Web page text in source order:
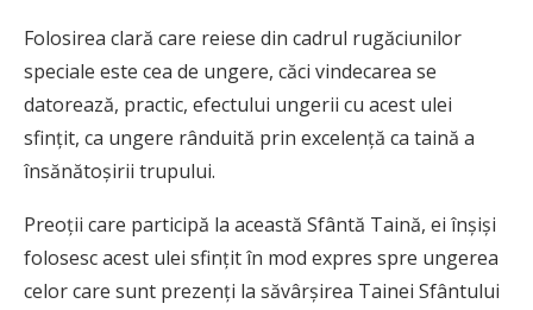
Folosirea clară care reiese din cadrul rugăciunilor
speciale este cea de ungere, căci vindecarea se
datorează, practic, efectului ungerii cu acest ulei
sfinţit, ca ungere rânduită prin excelenţă ca taină a
însănătoşirii trupului.
Preoţii care participă la această Sfântă Taină, ei înşişi
folosesc acest ulei sfinţit în mod expres spre ungerea
celor care sunt prezenţi la săvârşirea Tainei Sfântului